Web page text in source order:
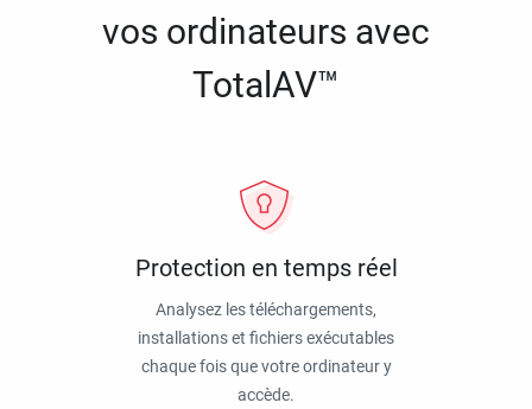
vos ordinateurs avec
TotalAV™
Protection en temps réel
Analysez les téléchargements,
installations et fichiers exécutables
chaque fois que votre ordinateur y
accède.